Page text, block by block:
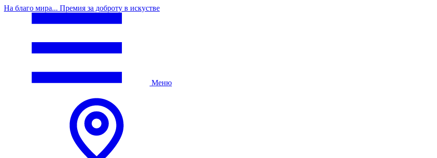
На благо мира... Премия за доброту в искустве
Меню